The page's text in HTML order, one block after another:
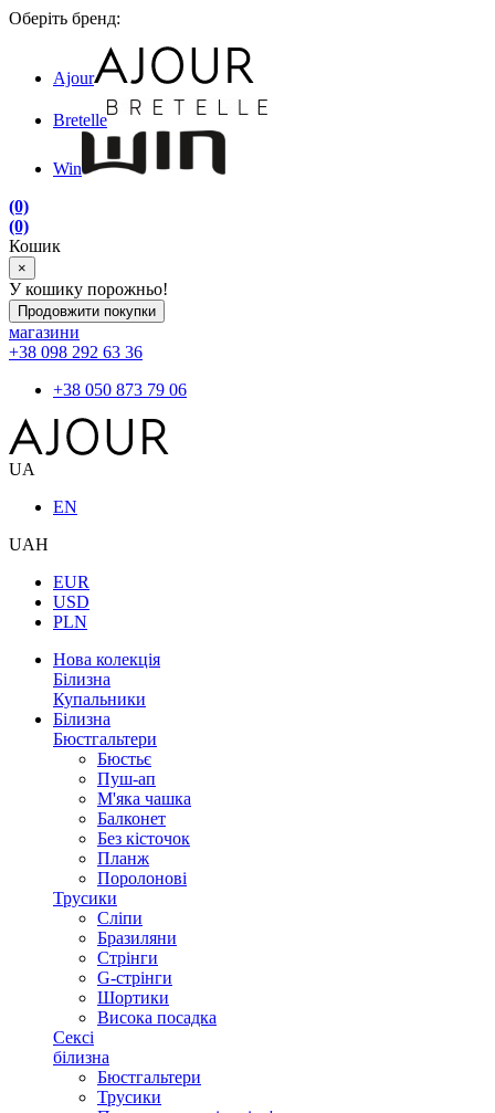
Оберіть бренд:
Ajour
Bretelle
Win
(0)
(0)
Кошик
×
У кошику порожньо!
Продовжити покупки
магазини
+38 098 292 63 36
+38 050 873 79 06
UA
EN
UAH
EUR
USD
PLN
Нова колекція
Білизна
Купальники
Білизна
Бюстгальтери
Бюстьє
Пуш-ап
М'яка чашка
Балконет
Без кісточок
Планж
Поролонові
Трусики
Сліпи
Бразиляни
Стрінги
G-стрінги
Шортики
Висока посадка
Сексі
білизна
Бюстгальтери
Трусики